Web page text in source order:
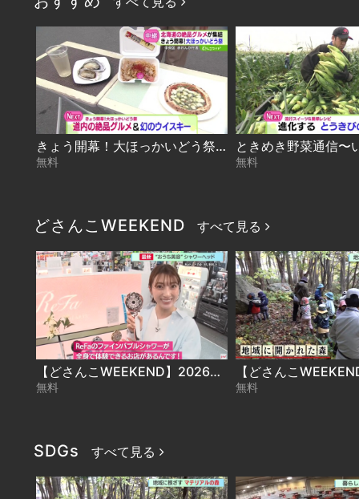
きょう開幕！大ほっかいどう祭 2026-08-07
無料 無料
どさんこWEEKEND すべて見る
【どさんこWEEKEND】2026年4月25日放送 ReFa体験
無料 無料
SDGs すべて見る